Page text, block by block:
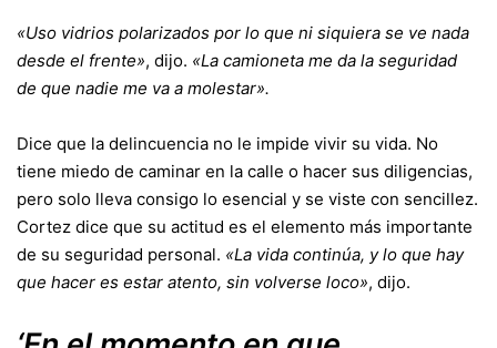
«Uso vidrios polarizados por lo que ni siquiera se ve nada
desde el frente», dijo. «La camioneta me da la seguridad
de que nadie me va a molestar».
Dice que la delincuencia no le impide vivir su vida. No
tiene miedo de caminar en la calle o hacer sus diligencias,
pero solo lleva consigo lo esencial y se viste con sencillez.
Cortez dice que su actitud es el elemento más importante
de su seguridad personal. «La vida continúa, y lo que hay
que hacer es estar atento, sin volverse loco», dijo.